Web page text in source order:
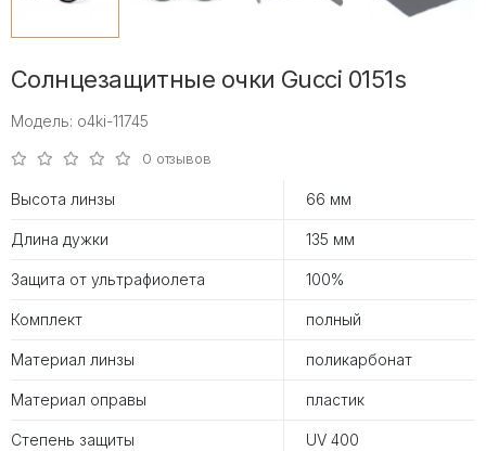
Солнцезащитные очки Gucci 0151s
Модель: o4ki-11745
0 отзывов
Высота линзы 66 мм
Длина дужки 135 мм
Защита от ультрафиолета 100%
Комплект полный
Материал линзы поликарбонат
Материал оправы пластик
Степень защиты UV 400